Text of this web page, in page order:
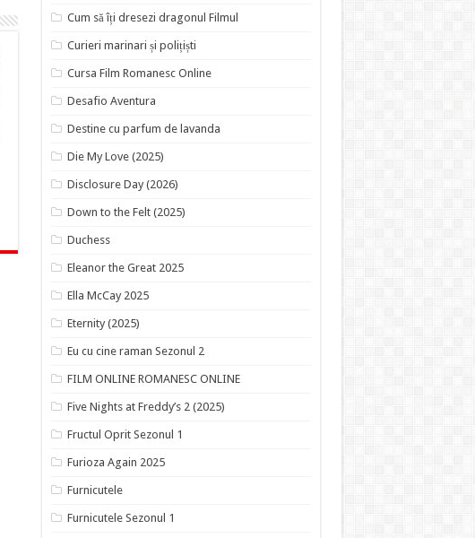
Cum să îți dresezi dragonul Filmul
Curieri marinari și polițiști
Cursa Film Romanesc Online
Desafio Aventura
Destine cu parfum de lavanda
Die My Love (2025)
Disclosure Day (2026)
Down to the Felt (2025)
Duchess
Eleanor the Great 2025
Ella McCay 2025
Eternity (2025)
Eu cu cine raman Sezonul 2
FILM ONLINE ROMANESC ONLINE
Five Nights at Freddy’s 2 (2025)
Fructul Oprit Sezonul 1
Furioza Again 2025
Furnicutele
Furnicutele Sezonul 1